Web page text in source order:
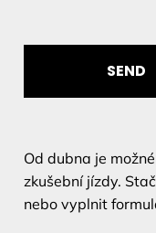
Od dubna je
zkušební jízdy.
nebo vyplnit